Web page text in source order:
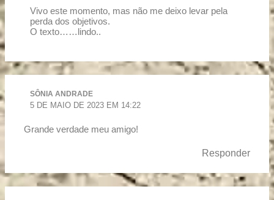
Vivo este momento, mas não me deixo levar pela
perda dos objetivos.
O texto……lindo..
SÔNIA ANDRADE
5 DE MAIO DE 2023 EM 14:22
Grande verdade meu amigo!
Responder